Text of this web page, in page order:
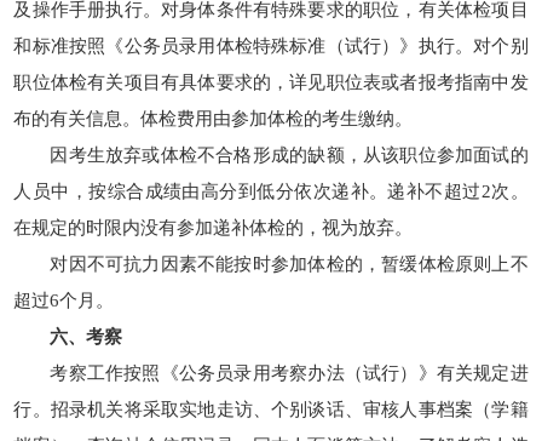
及操作手册执行。对身体条件有特殊要求的职位，有关体检项目
和标准按照《公务员录用体检特殊标准（试行）》执行。对个别
职位体检有关项目有具体要求的，详见职位表或者报考指南中发
布的有关信息。体检费用由参加体检的考生缴纳。
因考生放弃或体检不合格形成的缺额，从该职位参加面试的
人员中，按综合成绩由高分到低分依次递补。递补不超过2次。
在规定的时限内没有参加递补体检的，视为放弃。
对因不可抗力因素不能按时参加体检的，暂缓体检原则上不
超过6个月。
六、考察
考察工作按照《公务员录用考察办法（试行）》有关规定进
行。招录机关将采取实地走访、个别谈话、审核人事档案（学籍